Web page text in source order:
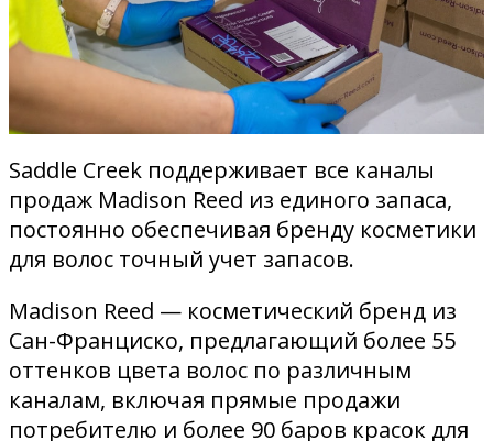
Saddle Creek поддерживает все каналы
продаж Madison Reed из единого запаса,
постоянно обеспечивая бренду косметики
для волос точный учет запасов.
Madison Reed — косметический бренд из
Сан-Франциско, предлагающий более 55
оттенков цвета волос по различным
каналам, включая прямые продажи
потребителю и более 90 баров красок для